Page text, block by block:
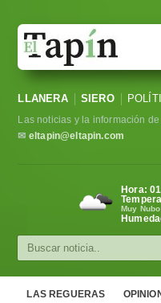
Sociedad
Política
Cultura
LLANERA SIERO
Las noticias y la información
✉ eltapin@eltapin.com
Hora:
Muy
LAS REGUERAS